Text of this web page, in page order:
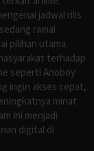
jadwal rilis
ramai
pilihan utama.
terhadap
seperti Anoboy
ingin akses cepat,
minat
ini menjadi
digital di